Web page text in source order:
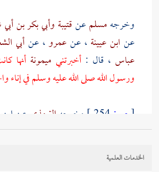
وخرجهمسلمعنقتيبة وأبي بكر بن أبي
عن ابن عيينة ، عنعمرو، عنأبي
عباس ، قال :أخبرتني ميمونة أنها
ورسول الله صلى الله عليه وسلم في إناء
[ص: وخرجه الترمذي عن
سفيانكذلك ، وعنده : ( من إناء واحد ) .
وكذلك رواه الإمامانالخدمات العلمية